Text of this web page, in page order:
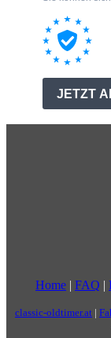
Home | FAQ |
classic-oldtimer.at |